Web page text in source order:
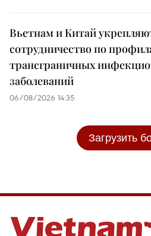
Вьетнам и Китай
сотрудничество по
трансграничных
заболеваний
06/08/2026 14:35
Загрузить